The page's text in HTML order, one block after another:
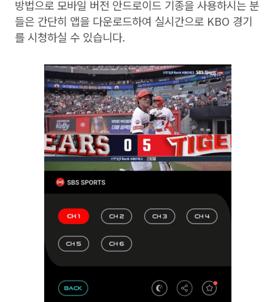
방법으로 모바일 버전 안드로이드 기종을 사용하시는 분
들은 간단히 앱을 다운로드하여 실시간으로 KBO 경기
를 시청하실 수 있습니다.